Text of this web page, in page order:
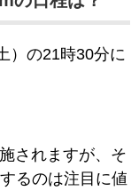
）の21時30分に
されますが、そ
るのは注目に値